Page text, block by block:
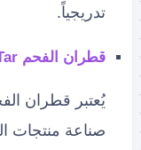
تدريجياً.
قطران الفحم Coal Tar
يُعتبر قطران
صناعة منتجات